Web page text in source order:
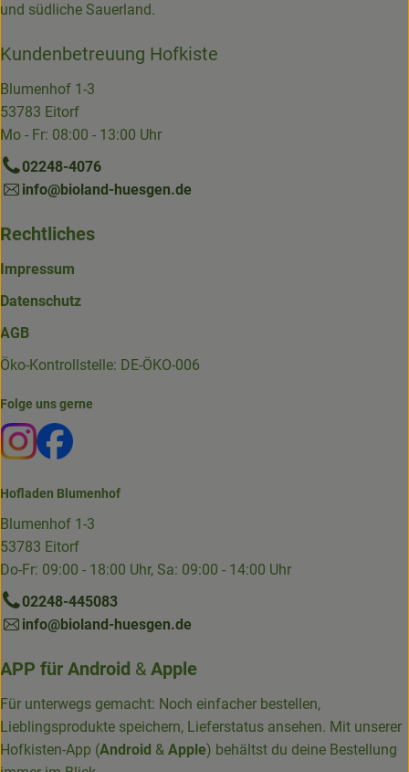
und südliche Sauerland.
Kundenbetreuung Hofkiste
Blumenhof 1-3
53783 Eitorf
Mo - Fr: 08:00 - 13:00 Uhr
02248-4076
info@bioland-huesgen.de
Rechtliches
Impressum
Datenschutz
AGB
Öko-Kontrollstelle: DE-ÖKO-006
Folge uns gerne
Externer Link zu https://www.instagram.com/die.hofkiste/
Externer Link zu https://www.facebook.com/p/Die-
Hofladen Blumenhof
Blumenhof 1-3
53783 Eitorf
Do-Fr: 09:00 - 18:00 Uhr, Sa: 09:00 - 14:00 Uhr
02248-445083
info@bioland-huesgen.de
APP für Android & Apple
Für unterwegs gemacht: Noch einfacher bestellen,
Lieblingsprodukte speichern, Lieferstatus ansehen. Mit unserer
Hofkisten-App (Android & Apple) behältst du deine Bestellung